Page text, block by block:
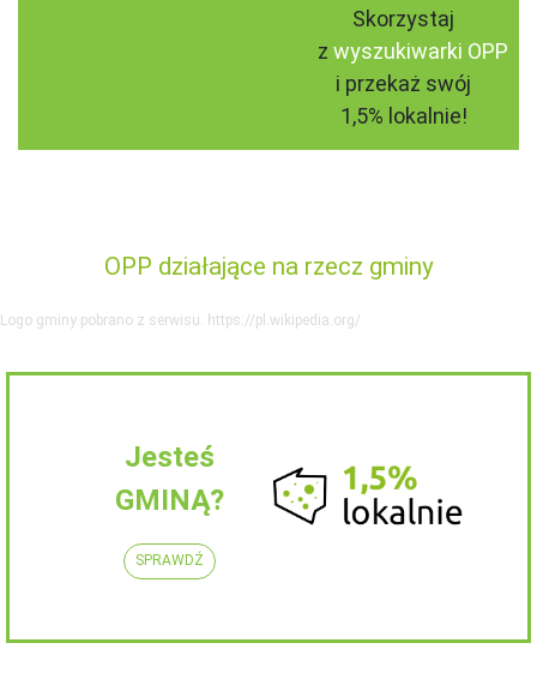
Skorzystaj
z wyszukiwarki OPP
i przekaż swój
1,5% lokalnie!
OPP działające na rzecz gminy
Logo gminy pobrano z serwisu: https://pl.wikipedia.org/
Jesteś
GMINĄ?
SPRAWDŹ